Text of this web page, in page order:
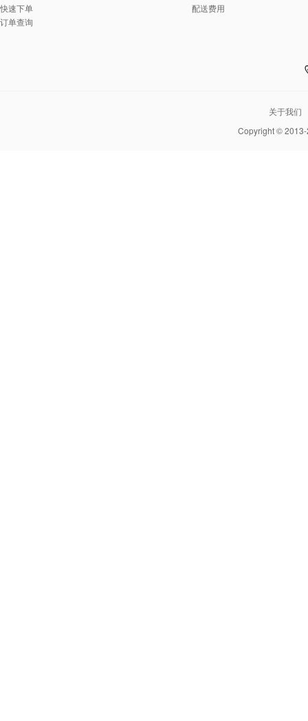
快速下单
订单查询
配送费用
关于我们
Copyright ©